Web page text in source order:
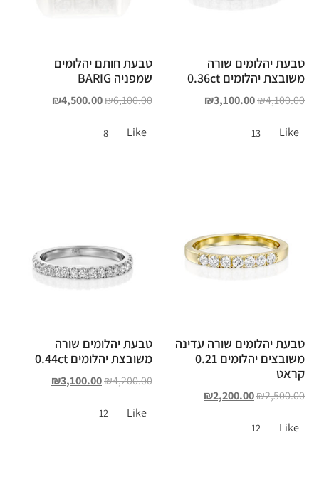
טבעת יהלומים שורה
משובצת יהלומים 0.36ct
₪4,100.00
₪3,100.00
Like
13
טבעת חותם יהלומים
שמפניה BARIG
₪6,100.00
₪4,500.00
Like
8
טבעת יהלומים שורה עדינה
משובצים יהלומים 0.21
קראט
₪2,500.00
₪2,200.00
Like
12
טבעת יהלומים שורה
משובצת יהלומים 0.44ct
₪4,200.00
₪3,100.00
Like
12